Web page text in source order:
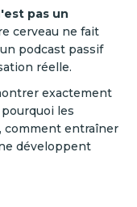
pas un
cerveau ne fait
podcast passif
réelle.
exactement
les
comment entraîner
développent